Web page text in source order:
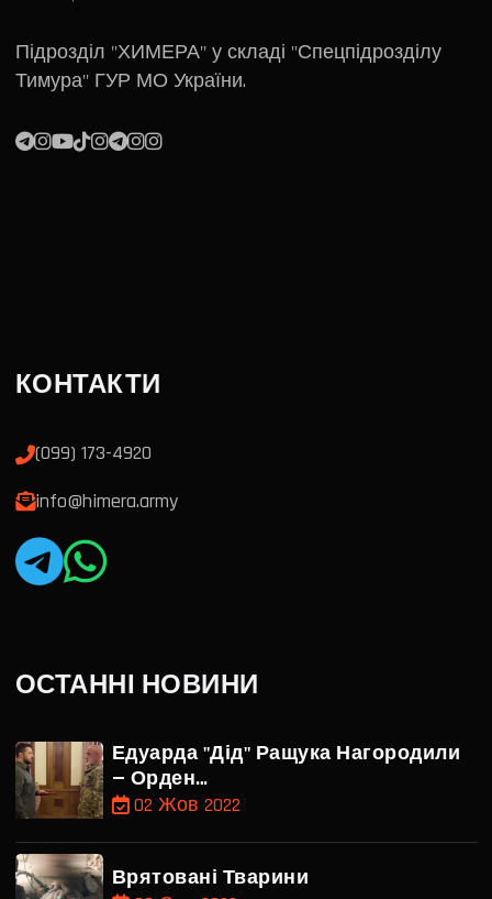
Підрозділ "ХИМЕРА" у складі "Спецпідрозділу
Тимура" ГУР МО України.
КОНТАКТИ
(099) 173-4920
info@himera.army
ОСТАННІ НОВИНИ
02 Жов 2022
Едуарда "Дід" Ращука Нагородили
— Орден…
Врятовані Тварини